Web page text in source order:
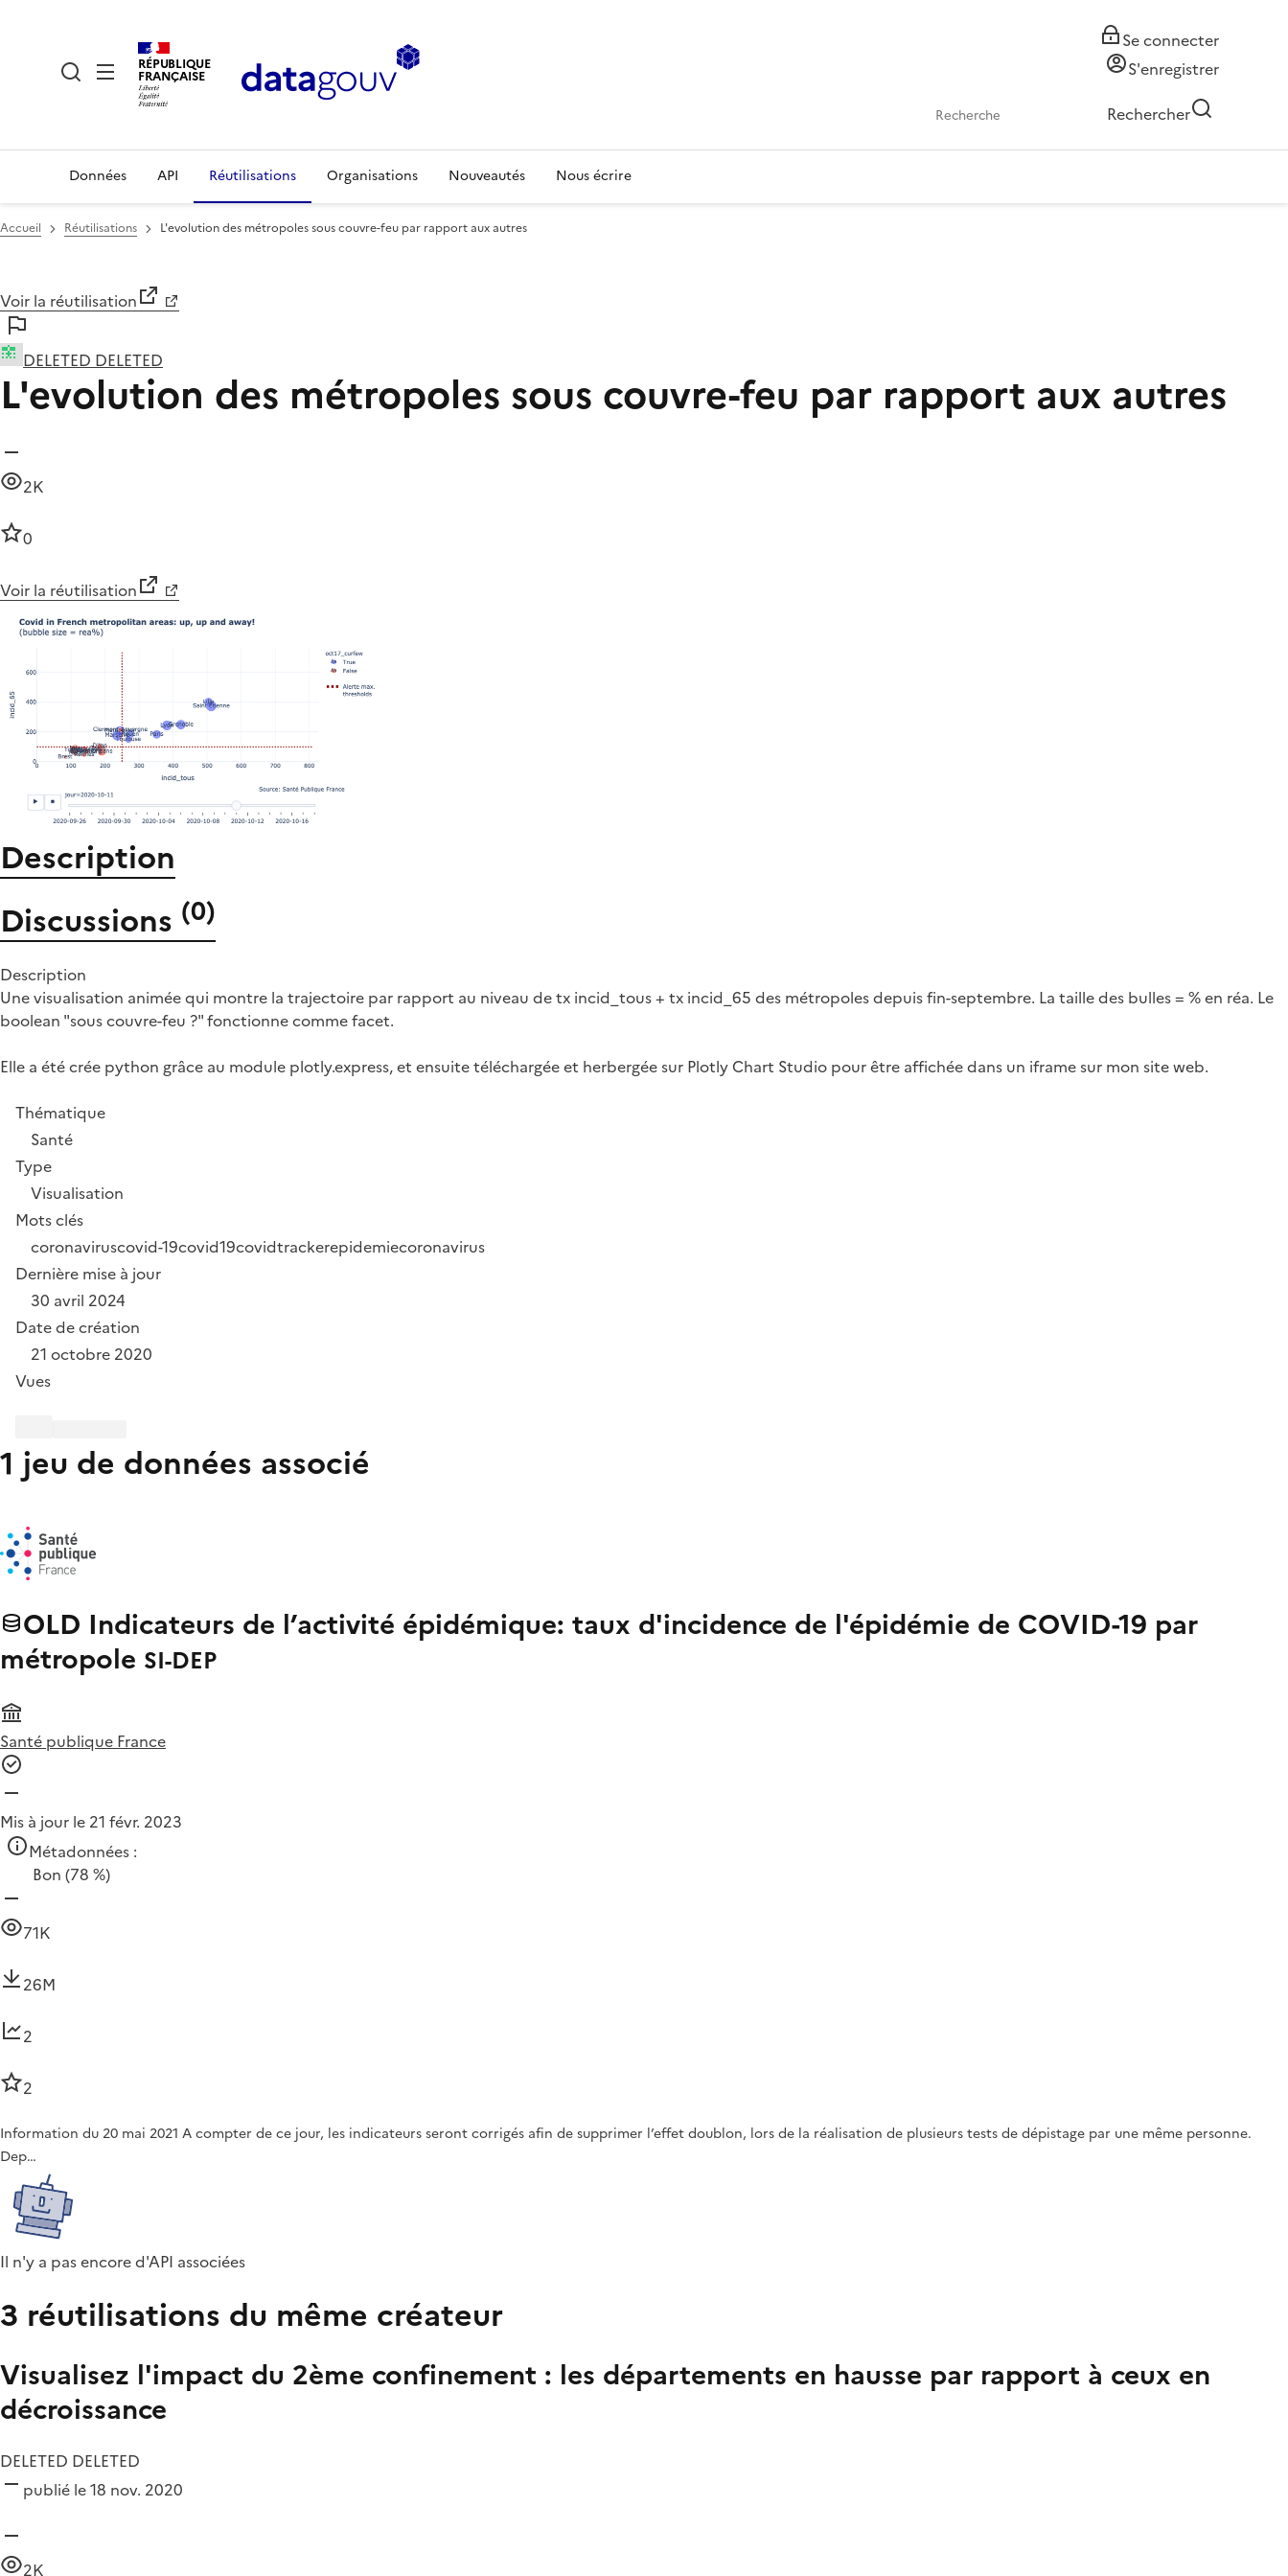
RÉPUBLIQUE
FRANÇAISE
Se connecter
S'enregistrer
Rechercher
Données API Réutilisations Organisations Nouveautés Nous écrire
Accueil Réutilisations L'evolution des métropoles sous couvre-feu par rapport aux autres
Voir la réutilisation
DELETED DELETED
L'evolution des métropoles sous couvre-feu par rapport aux autres
2K
0
Voir la réutilisation
Description
Discussions (0)
Description
Une visualisation animée qui montre la trajectoire par rapport au niveau de tx incid_tous + tx incid_65 des métropoles depuis fin-septembre. La taille des bulles = % en réa. Le
boolean "sous couvre-feu ?" fonctionne comme facet.
Elle a été crée python grâce au module plotly.express, et ensuite téléchargée et herbergée sur Plotly Chart Studio pour être affichée dans un iframe sur mon site web.
Thématique
Santé
Type
Visualisation
Mots clés
coronaviruscovid-19covid19covidtrackerepidemiecoronavirus
Dernière mise à jour
30 avril 2024
Date de création
21 octobre 2020
Vues
1 jeu de données associé
OLD Indicateurs de l’activité épidémique: taux d'incidence de l'épidémie de COVID-19 par
métropole SI-DEP
Santé publique France
Mis à jour le 21 févr. 2023
Métadonnées :
Bon (78 %)
71K
26M
2
2
Information du 20 mai 2021 A compter de ce jour, les indicateurs seront corrigés afin de supprimer l’effet doublon, lors de la réalisation de plusieurs tests de dépistage par une même personne.
Dep…
Il n'y a pas encore d'API associées
3 réutilisations du même créateur
Visualisez l'impact du 2ème confinement : les départements en hausse par rapport à ceux en
décroissance
DELETED DELETED
publié le 18 nov. 2020
2K